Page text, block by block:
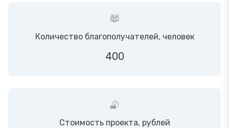
Количество благополучателей, человек
400
Стоимость проекта, рублей